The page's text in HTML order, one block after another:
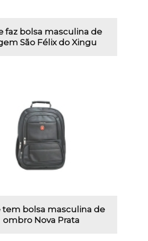
faz bolsa masculina de
São Félix do Xingu
tem bolsa masculina de
ombro Nova Prata